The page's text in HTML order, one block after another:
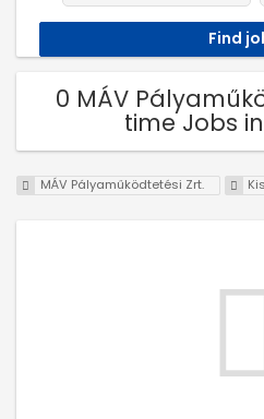
0 MÁV
time Jobs
MÁV Pályaműködtetési Zrt.